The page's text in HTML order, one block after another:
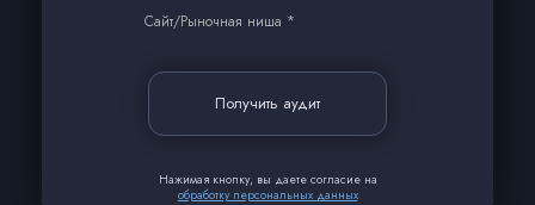
Сайт/Рыночная ниша *
Получить аудит
Нажимая кнопку, вы даете согласие на
обработку персональных данных